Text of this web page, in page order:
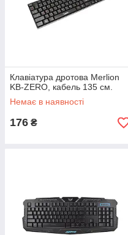
Клавіатура дротова Merlion
KB-ZERO, кабель 135 см.
Немає в наявності
176 ₴